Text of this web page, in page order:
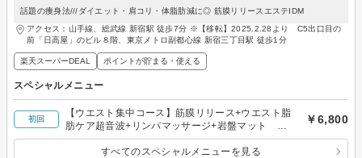
話題の痩身法///ダイエット・肩コリ・体脂肪減に◎ 筋膜リリースエステIDM
アクセス：山手線、総武線 新宿駅 徒歩7分 ※【移転】2025.2.28より C5出口目の
前「日高屋」のビル８階、東京メトロ副都心線 新宿三丁目駅 徒歩1分
楽天スーパーDEAL ポイントが貯まる・使える
スペシャルメニュー
初回
【ウエスト集中コース】筋膜リリース+ウエスト脂
肪ケア超音波+リンパマッサージ+岩盤マット 70
分
￥6,800
すべてのスペシャルメニューを見る